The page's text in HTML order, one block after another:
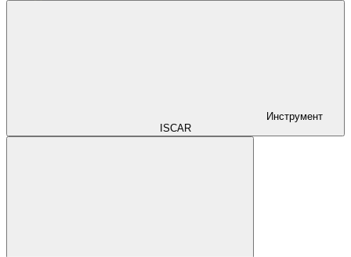
Инструмент
ISCAR